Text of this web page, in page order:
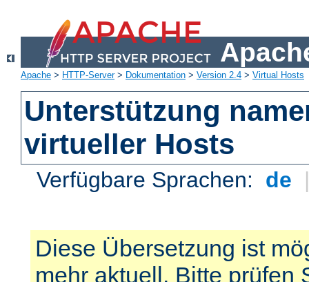
Apache > HTTP-Server> Dokumentation > Version 2.4 > Virtual Hosts
Unterstützung
virtueller Hosts
Verfügbare Sprachen: de
Diese Übersetzung ist
mehr aktuell. Bitte prüfen